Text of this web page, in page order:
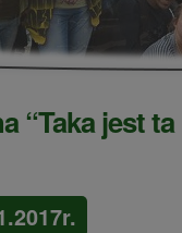
“Taka jest